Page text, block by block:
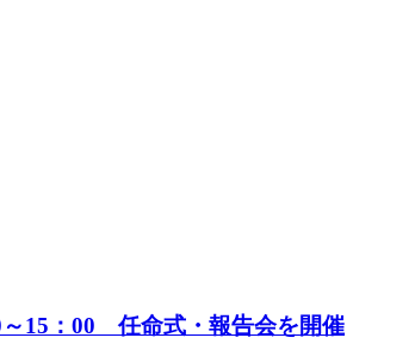
～15：00 任命式・報告会を開催